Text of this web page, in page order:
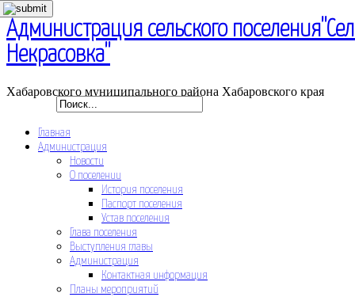
Администрация сельского
Некрасовка"
Хабаровского муниципального района Хабаровского края
Главная
Администрация
Новости
О поселении
История поселения
Паспорт поселения
Устав поселения
Глава поселения
Выступления главы
Администрация
Контактная информация
Планы мероприятий